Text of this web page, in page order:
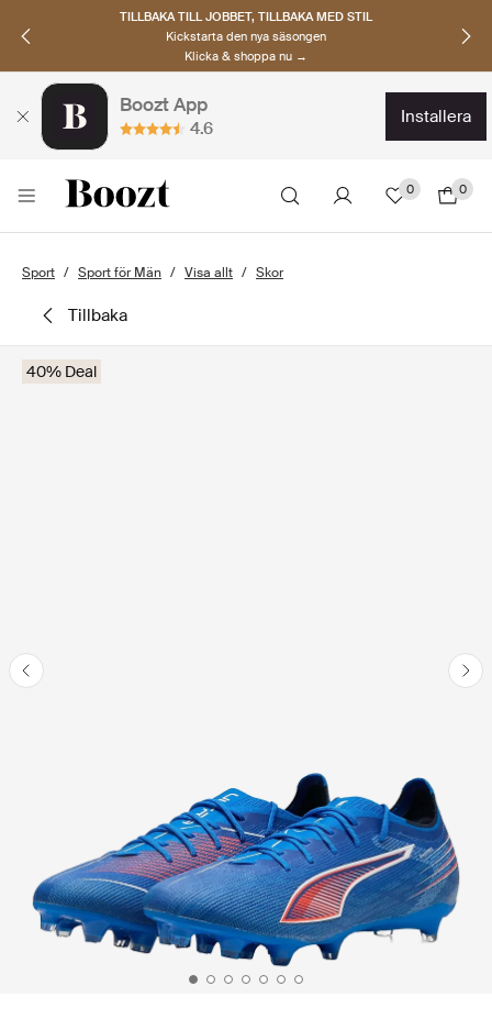
TILLBAKA TILL JOBBET, TILLBAKA MED STIL
Kickstarta den nya säsongen
Klicka & shoppa nu →
Boozt App
4.6
installera
0 0
Sport Sport för Män Visa allt Skor
tillbaka
40% Deal